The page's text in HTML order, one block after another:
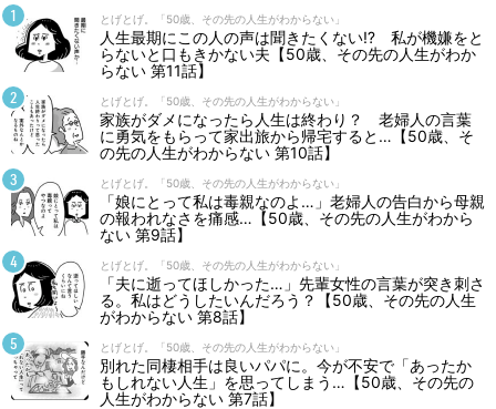
とげとげ。「50歳、その先の人生がわからない」
人生最期にこの人の声は聞きたくない⁉ 私が機嫌をと
らないと口もきかない夫【50歳、その先の人生がわか
らない 第11話】
とげとげ。「50歳、その先の人生がわからない」
家族がダメになったら人生は終わり？ 老婦人の言葉
に勇気をもらって家出旅から帰宅すると…【50歳、そ
の先の人生がわからない 第10話】
とげとげ。「50歳、その先の人生がわからない」
「娘にとって私は毒親なのよ…」老婦人の告白から母親
の報われなさを痛感…【50歳、その先の人生がわから
ない 第9話】
とげとげ。「50歳、その先の人生がわからない」
「夫に逝ってほしかった…」先輩女性の言葉が突き刺さ
る。私はどうしたいんだろう？【50歳、その先の人生
がわからない 第8話】
とげとげ。「50歳、その先の人生がわからない」
別れた同棲相手は良いパパに。今が不安で「あったか
もしれない人生」を思ってしまう…【50歳、その先の
人生がわからない 第7話】